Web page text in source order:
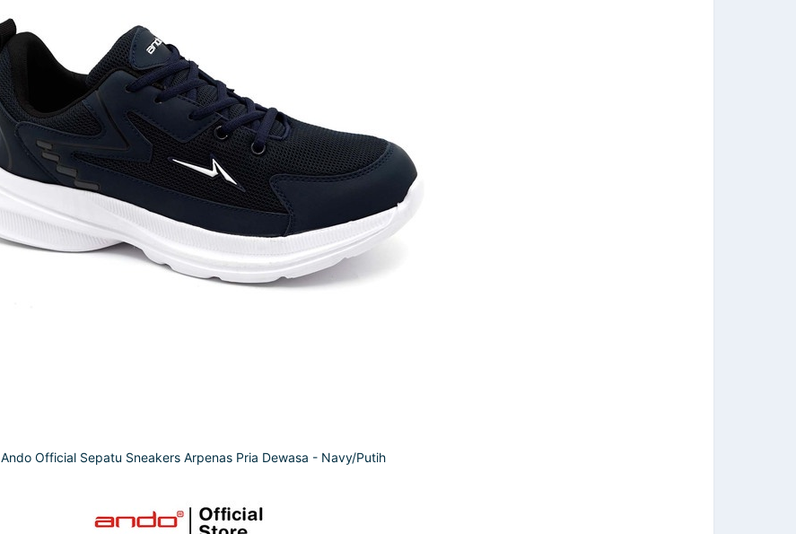
Ando Official Sepatu Sneakers Arpenas Pria Dewasa - Navy/Putih